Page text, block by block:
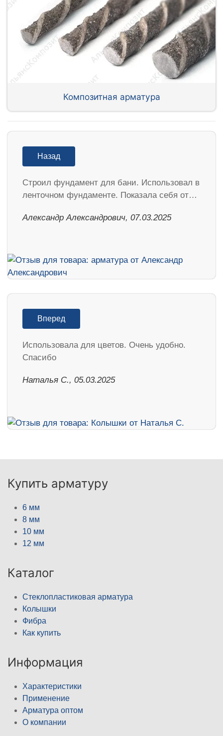
Композитная арматура
Назад
Строил фундамент для бани. Использовал в
ленточном фундаменте. Показала себя от…
Александр Александрович, 07.03.2025
Вперед
Использовала для цветов. Очень удобно.
Спасибо
Наталья С., 05.03.2025
Купить арматуру
6 мм
8 мм
10 мм
12 мм
Каталог
Стеклопластиковая арматура
Колышки
Фибра
Как купить
Информация
Характеристики
Применение
Арматура оптом
О компании